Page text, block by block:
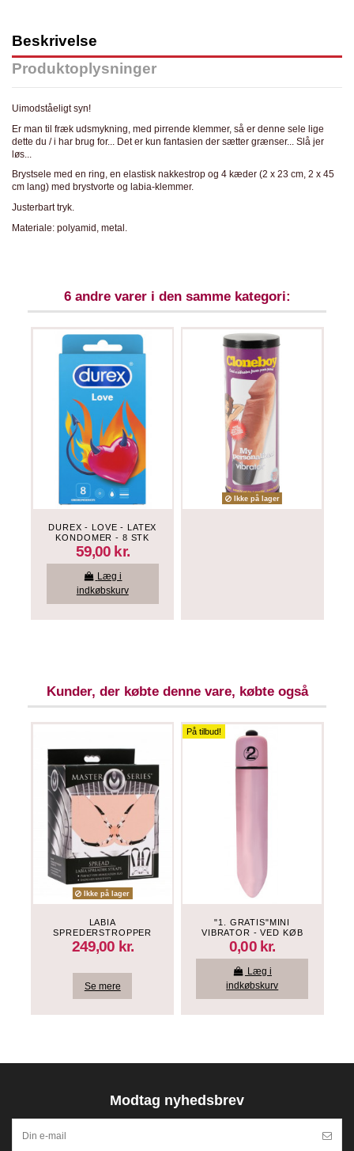
Beskrivelse
Produktoplysninger
Uimodståeligt syn!
Er man til fræk udsmykning, med pirrende klemmer, så er denne sele lige
dette du / i har brug for... Det er kun fantasien der sætter grænser... Slå jer
løs...
Brystsele med en ring, en elastisk nakkestrop og 4 kæder (2 x 23 cm, 2 x 45
cm lang) med brystvorte og labia-klemmer.
Justerbart tryk.
Materiale: polyamid, metal.
6 andre varer i den samme kategori:
DUREX - LOVE - LATEX
KONDOMER - 8 STK
59,00 kr.
Læg i
indkøbskurv
Ikke på lager
Kunder, der købte denne vare, købte også
Ikke på lager
LABIA
SPREDERSTROPPER
MED KLEMMER
249,00 kr.
Se mere
På tilbud!
"1. GRATIS"MINI
VIBRATOR - VED KØB
OVER 200 KR
0,00 kr.
Læg i
indkøbskurv
Modtag nyhedsbrev